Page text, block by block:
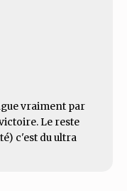
vraiment par
Le reste
c'est du ultra